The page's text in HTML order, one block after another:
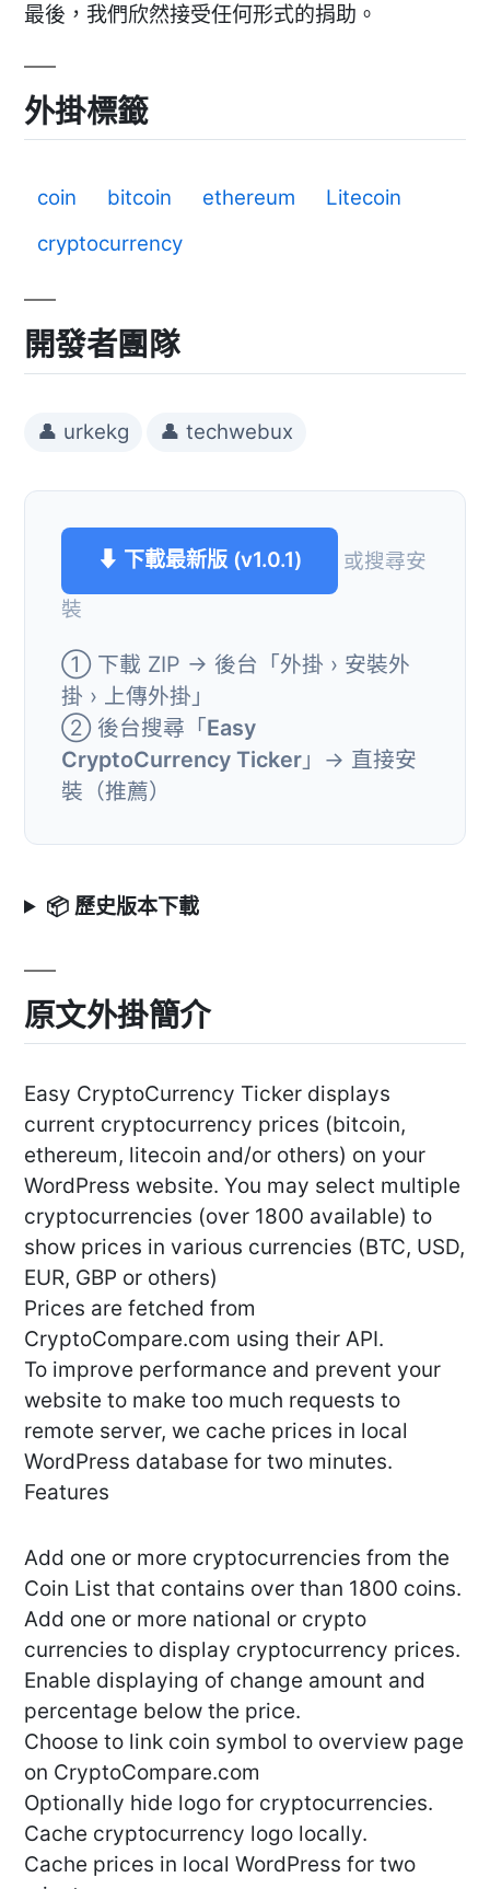
最後，我們欣然接受任何形式的捐助。
外掛標籤
coin bitcoin ethereum
Litecoin
cryptocurrency
開發者團隊
👤 urkekg 👤 techwebux
⬇ 下載最新版 (v1.0.1)
或搜尋安
裝
① 下載 ZIP → 後台「外掛 › 安裝外
掛 › 上傳外掛」
② 後台搜尋「Easy
CryptoCurrency Ticker 」→ 直接安
裝（推薦）
📦 歷史版本下載
原文外掛簡介
Easy CryptoCurrency Ticker displays
current cryptocurrency prices (bitcoin,
ethereum, litecoin and/or others) on your
WordPress website. You may select multiple
cryptocurrencies (over 1800 available) to
show prices in various currencies (BTC, USD,
EUR, GBP or others)
Prices are fetched from
CryptoCompare.com using their API.
To improve performance and prevent your
website to make too much requests to
remote server, we cache prices in local
WordPress database for two minutes.
Features
Add one or more cryptocurrencies from the
Coin List that contains over than 1800 coins.
Add one or more national or crypto
currencies to display cryptocurrency prices.
Enable displaying of change amount and
percentage below the price.
Choose to link coin symbol to overview page
on CryptoCompare.com
Optionally hide logo for cryptocurrencies.
Cache cryptocurrency logo locally.
Cache prices in local WordPress for two